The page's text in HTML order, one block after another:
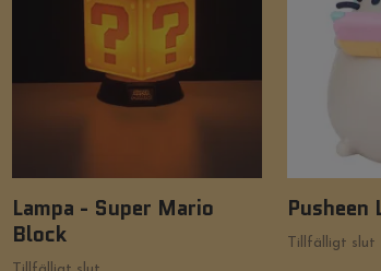
Lampa - Super Mario
Block
Pusheen
Tillfälligt slut